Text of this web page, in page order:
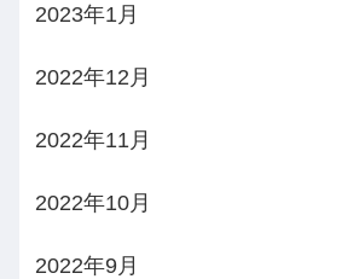
2023年1月
2022年12月
2022年11月
2022年10月
2022年9月